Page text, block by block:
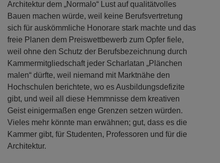
Architektur dem „Normalo“ Lust auf qualitätvolles
Bauen machen würde, weil keine Berufsvertretung
sich für auskömmliche Honorare stark machte und das
freie Planen dem Preiswettbewerb zum Opfer fiele,
weil ohne den Schutz der Berufsbezeichnung durch
Kammermitgliedschaft jeder Scharlatan „Plänchen
malen“ dürfte, weil niemand mit Marktnähe den
Hochschulen berichtete, wo es Ausbildungsdefizite
gibt, und weil all diese Hemmnisse dem kreativen
Geist einigermaßen enge Grenzen setzen würden.
Vieles mehr könnte man erwähnen; gut, dass es die
Kammer gibt, für Studenten, Professoren und für die
Architektur.